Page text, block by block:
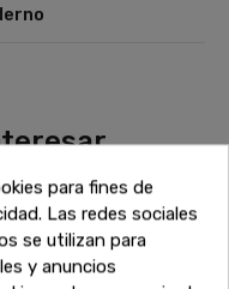
nuestras
de alta calidad.
y todo lo que
precios inigualables.
descuentos
para fines de
Las redes sociales
se utilizan para
y anuncios